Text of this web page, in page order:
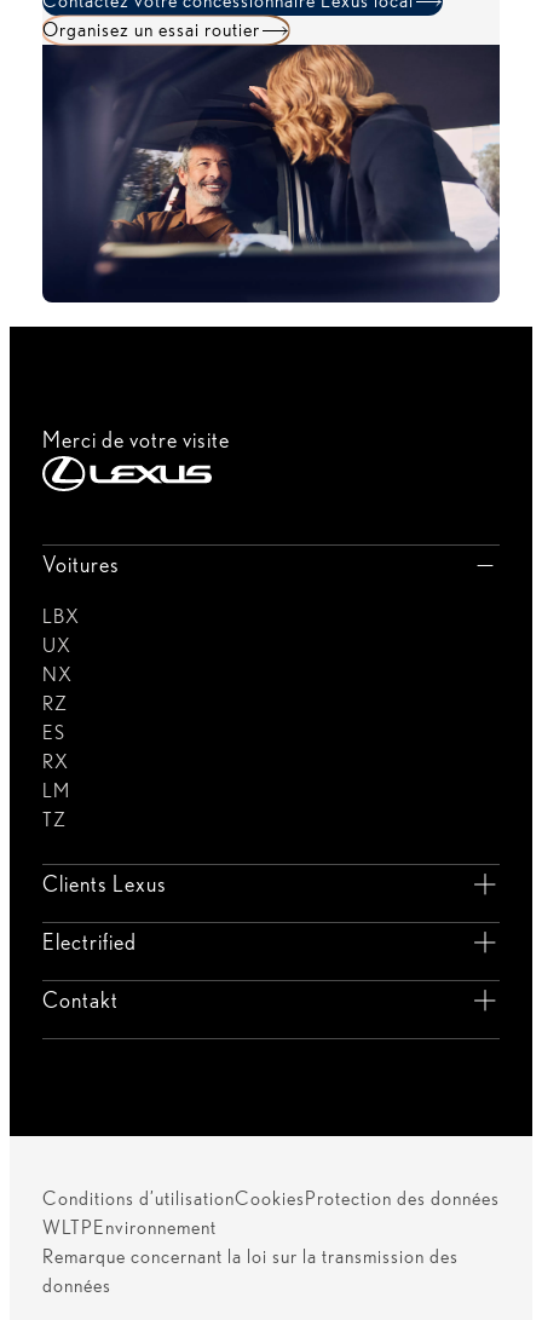
Organisez un essai routier
Merci de votre visite
Voitures
LBX
UX
NX
RZ
ES
RX
LM
TZ
Clients Lexus
Electrified
Contakt
Conditions d’utilisationCookiesProtection des données
WLTPEnvironnement
Remarque concernant la loi sur la transmission des
données